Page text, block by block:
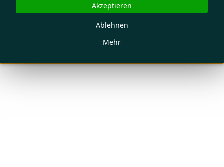
Mehr
Ablehnen
Akzeptieren